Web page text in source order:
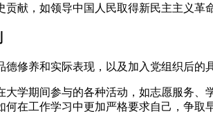
贡献，如领导中国人民取得新民主主义
修养和实际表现，以及加入党组织后的
大学期间参与的各种活动，如志愿服务、
何在工作学习中更加严格要求自己，争